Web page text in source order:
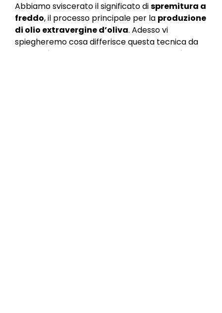
Abbiamo sviscerato il significato dispremitura a
freddo, il processo principale per la produzione
di olio extravergine d’oliva. Adesso vi
spiegheremo cosa differisce questa tecnica da
quelle più moderne a caldo, scoprirete così che